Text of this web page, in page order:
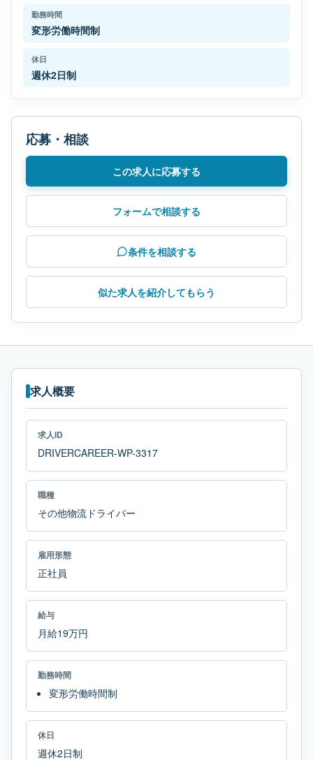
勤務時間
変形労働時間制
休日
週休2日制
応募・相談
この求人に応募する
フォームで相談する
条件を相談する
似た求人を紹介してもらう
求人概要
求人ID
DRIVERCAREER-WP-3317
職種
その他物流ドライバー
雇用形態
正社員
給与
月給19万円
勤務時間
変形労働時間制
休日
週休2日制